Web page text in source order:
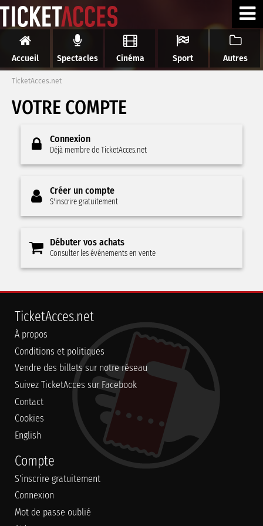
Accueil Spectacles Cinéma Sport Autres
TicketAcces.net
VOTRE COMPTE
Connexion
Déjà membre de TicketAcces.net
Créer un compte
S'inscrire gratuitement
Débuter vos achats
Consulter les événements en vente
TicketAcces.net
À propos
Conditions et politiques
Vendre des billets sur notre réseau
Suivez TicketAcces sur Facebook
Contact
Cookies
English
Compte
S'inscrire gratuitement
Connexion
Mot de passe oublié